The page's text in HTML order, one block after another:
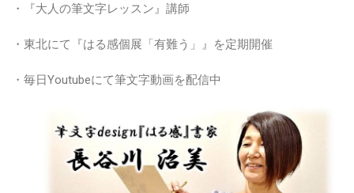
・『大人の筆文字レッスン』講師
・東北にて『はる感個展「有難う」』を定期開催
・毎日Youtubeにて筆文字動画を配信中